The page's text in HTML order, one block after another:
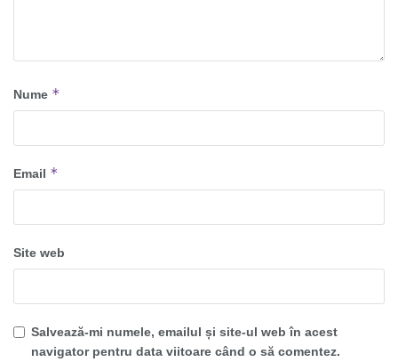
Nume *
Email *
Site web
Salvează-mi numele, emailul și site-ul web în acest
navigator pentru data viitoare când o să comentez.